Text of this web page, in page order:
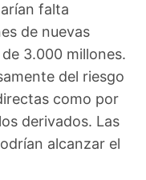
falta
de nuevas
3.000 millones.
del riesgo
como por
derivados. Las
alcanzar el